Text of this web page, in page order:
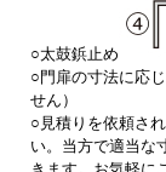
○太鼓鋲止め
○門扉の寸法に応
せん）
○見積りを依頼さ
い。当方で適当な